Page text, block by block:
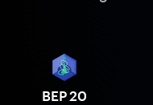
BEP 20